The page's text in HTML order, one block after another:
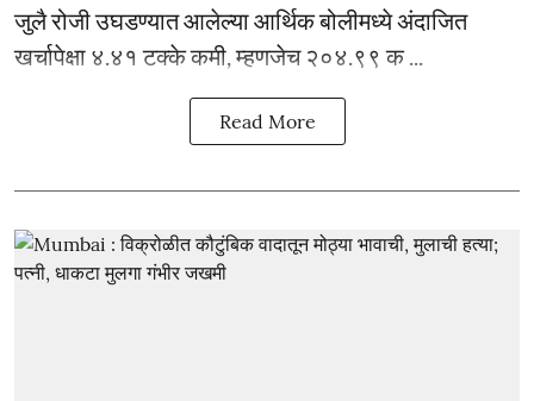
जुलै रोजी उघडण्यात आलेल्या आर्थिक बोलीमध्ये अंदाजित
खर्चापेक्षा ४.४१ टक्के कमी, म्हणजेच २०४.९९ क ...
Read More